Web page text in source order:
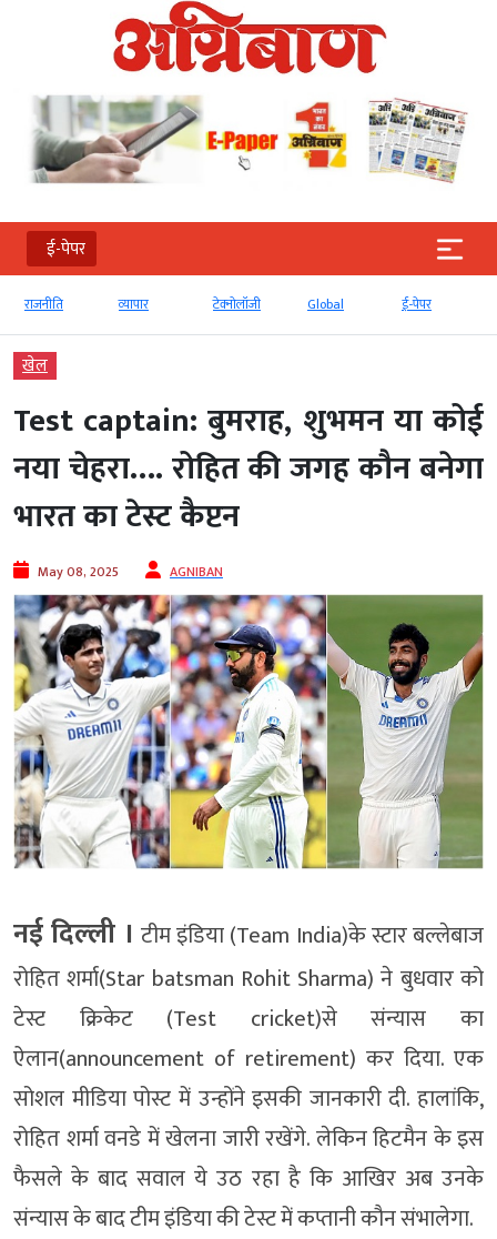
ई-पेपर
व्‍यापार टेक्‍नोलॉजी Global ई-पेपर देश
खेल
Test captain: बुमराह, शुभमन या कोई
नया चेहरा…. रोहित की जगह कौन बनेगा
भारत का टेस्ट कैप्टन
May 08, 2025 AGNIBAN
नई दिल्‍ली । टीम इंडिया (Team India)के स्टार बल्लेबाज
रोहित शर्मा(Star batsman Rohit Sharma) ने बुधवार को
टेस्ट क्रिकेट (Test cricket)से संन्यास का
ऐलान(announcement of retirement) कर दिया. एक
सोशल मीडिया पोस्ट में उन्होंने इसकी जानकारी दी. हालांकि,
रोहित शर्मा वनडे में खेलना जारी रखेंगे. लेकिन हिटमैन के इस
फैसले के बाद सवाल ये उठ रहा है कि आखिर अब उनके
संन्यास के बाद टीम इंडिया की टेस्ट में कप्तानी कौन संभालेगा.